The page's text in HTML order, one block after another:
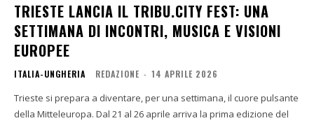
TRIESTE LANCIA IL TRIBU.CITY FEST: UNA
SETTIMANA DI INCONTRI, MUSICA E VISIONI
EUROPEE
ITALIA-UNGHERIA REDAZIONE - 14 APRILE 2026
Trieste si prepara a diventare, per una settimana, il cuore pulsante
della Mitteleuropa. Dal 21 al 26 aprile arriva la prima edizione del